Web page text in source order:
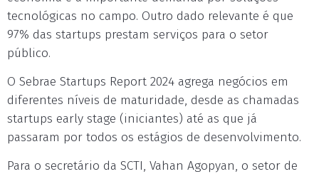
tecnológicas no campo. Outro dado relevante é que
97% das startups prestam serviços para o setor
público.
O Sebrae Startups Report 2024 agrega negócios em
diferentes níveis de maturidade, desde as chamadas
startups early stage (iniciantes) até as que já
passaram por todos os estágios de desenvolvimento.
Para o secretário da SCTI, Vahan Agopyan, o setor de